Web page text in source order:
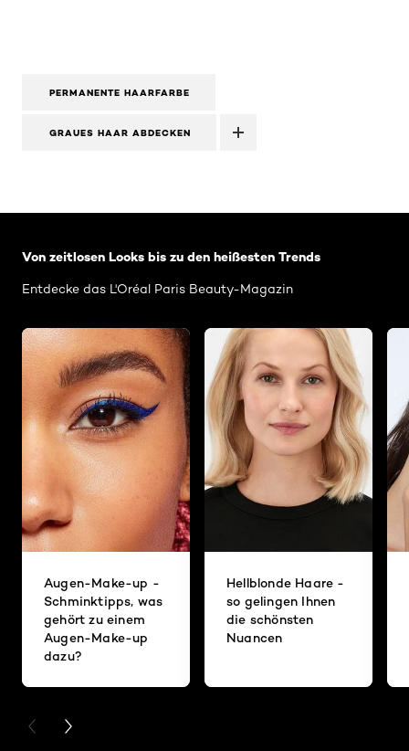
PERMANENTE HAARFARBE
GRAUES HAAR ABDECKEN
Von zeitlosen Looks bis zu den heißesten Trends
Entdecke das L'Oréal Paris Beauty-Magazin
Augen-Make-up -
Schminktipps, was
gehört zu einem
Augen-Make-up
dazu?
Hellblonde Haare -
so gelingen Ihnen
die schönsten
Nuancen
PREVIOUS CARD
NEXT CARD